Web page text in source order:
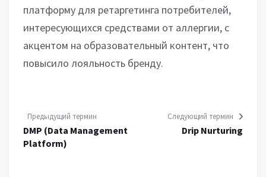
платформу для ретаргетинга потребителей,
интересующихся средствами от аллергии, с
акцентом на образовательный контент, что
повысило лояльность бренду.
Предыдущий термин
DMP (Data Management
Platform)
Следующий термин
Drip Nurturing